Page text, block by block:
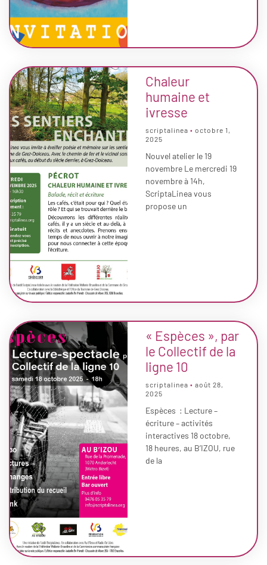
Chaleur
humaine et
ivresse
scriptalinea
octobre 1,
2025
Nouvel atelier le 19
novembre Le mercredi 19
novembre à 14h,
ScriptaLinea vous
propose un
« Espèces », par
le Collectif de la
ligne 10
scriptalinea
août 28,
2025
Espèces : Lecture –
écriture – activités
interactives 18 octobre,
18 heures, au B’IZOU, rue
de la